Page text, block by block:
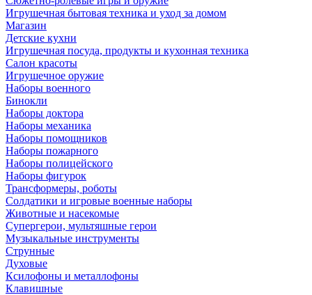
Игрушечная бытовая техника и уход за домом
Магазин
Детские кухни
Игрушечная посуда, продукты и кухонная техника
Салон красоты
Игрушечное оружие
Наборы военного
Бинокли
Наборы доктора
Наборы механика
Наборы помощников
Наборы пожарного
Наборы полицейского
Наборы фигурок
Трансформеры, роботы
Солдатики и игровые военные наборы
Животные и насекомые
Супергерои, мультяшные герои
Музыкальные инструменты
Струнные
Духовые
Ксилофоны и металлофоны
Клавишные